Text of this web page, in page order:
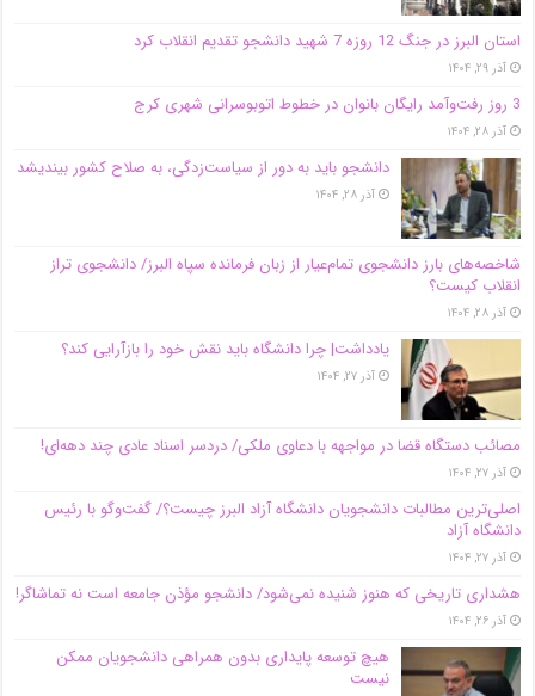
استان البرز در جنگ 12 روزه 7 شهید دانشجو تقدیم انقلاب کرد
آذر ۲۹, ۱۴۰۴
3 روز رفت‌وآمد رایگان بانوان در خطوط اتوبوسرانی شهری کرج
آذر ۲۸, ۱۴۰۴
دانشجو باید به دور از سیاست‌زدگی، به صلاح کشور بیندیشد
آذر ۲۸, ۱۴۰۴
شاخصه‌های بارز دانشجوی تمام‌عیار از زبان فرمانده سپاه البرز/ دانشجوی تراز
انقلاب کیست؟
آذر ۲۸, ۱۴۰۴
یادداشت| چرا دانشگاه باید نقش خود را بازآرایی کند؟
آذر ۲۷, ۱۴۰۴
مصائب دستگاه قضا در مواجهه با دعاوی ملکی/ دردسر اسناد عادی چند‌ دهه‌ای!
آذر ۲۷, ۱۴۰۴
اصلی‌ترین مطالبات دانشجویان دانشگاه آزاد البرز چیست؟/ گفت‌وگو با رئیس
دانشگاه آز‌اد
آذر ۲۷, ۱۴۰۴
هشداری تاریخی که هنوز شنیده نمی‌شود/ دانشجو مؤذن جامعه است نه تماشاگر!
آذر ۲۶, ۱۴۰۴
هیچ توسعه پایداری بدون همراهی دانشجویان ممکن
نیست